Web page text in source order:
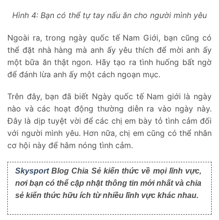
Hình 4: Bạn có thể tự tay nấu ăn cho người mình yêu
Ngoài ra, trong ngày quốc tế Nam Giới, bạn cũng có
thể đặt nhà hàng mà anh ấy yêu thích để mời anh ấy
một bữa ăn thật ngon. Hãy tạo ra tình huống bất ngờ
để đánh lừa anh ấy một cách ngoạn mục.
Trên đây, bạn đã biết Ngày quốc tế Nam giới là ngày
nào và các hoạt động thường diễn ra vào ngày này.
Đây là dịp tuyệt vời để các chị em bày tỏ tình cảm đối
với người mình yêu. Hơn nữa, chị em cũng có thể nhân
cơ hội này để hâm nóng tình cảm.
SkysportBlog Chia Sẻ kiến thức về mọi lĩnh vực,
nơi bạn có thể cập nhật thông tin mới nhất và chia
sẻ kiến thức hữu ích từ nhiều lĩnh vực khác nhau.